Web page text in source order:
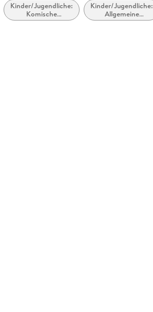
Kinder/Jugendliche:
Komische
(humorvolle)
Kinder/Jugendliche:
Allgemeine
Interessen: Piraten